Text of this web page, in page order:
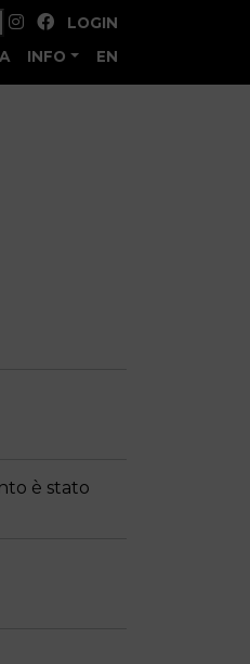
LOGIN
INFO EN
è stato